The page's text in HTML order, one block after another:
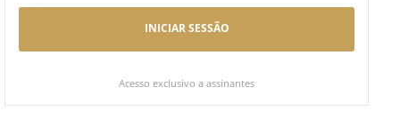
INICIAR SESSÃO
Acesso exclusivo a assinantes